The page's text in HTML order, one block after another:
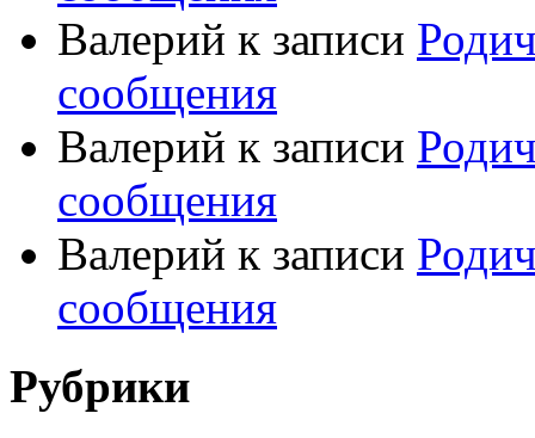
Валерий к записи
сообщения
Валерий к записи
сообщения
Валерий к записи
сообщения
Рубрики